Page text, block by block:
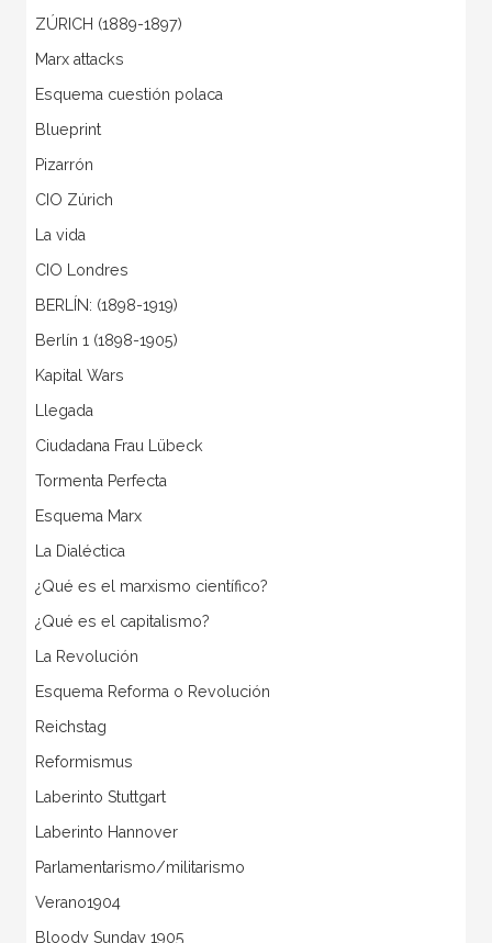
ZÚRICH (1889-1897)
Marx attacks
Esquema cuestión polaca
Blueprint
Pizarrón
CIO Zúrich
La vida
CIO Londres
BERLÍN: (1898-1919)
Berlín 1 (1898-1905)
Kapital Wars
Llegada
Ciudadana Frau Lübeck
Tormenta Perfecta
Esquema Marx
La Dialéctica
¿Qué es el marxismo científico?
¿Qué es el capitalismo?
La Revolución
Esquema Reforma o Revolución
Reichstag
Reformismus
Laberinto Stuttgart
Laberinto Hannover
Parlamentarismo/militarismo
Verano1904
Bloody Sunday 1905